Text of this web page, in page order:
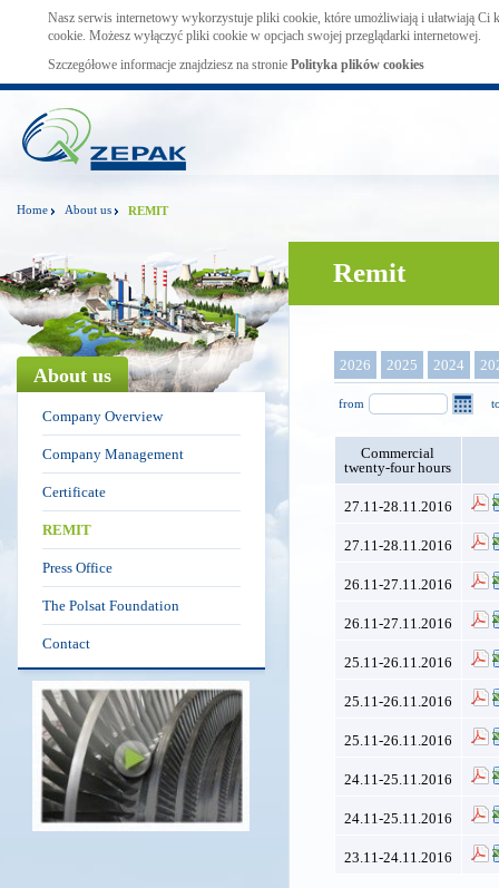
Nasz serwis internetowy wykorzystuje pliki cookie, które umożliwiają i ułatwiają Ci
cookie. Możesz wyłączyć pliki cookie w opcjach swojej przeglądarki internetowej.
Szczegółowe informacje znajdziesz na stronie Polityka plików cookies
Home About us REMIT
About us
Company Overview
Company Management
Certificate
REMIT
Press Office
The Polsat Foundation
Contact
Remit
2026 2025 2024
from
Commercial
twenty-four hours
27.11-28.11.2016
27.11-28.11.2016
26.11-27.11.2016
26.11-27.11.2016
25.11-26.11.2016
25.11-26.11.2016
25.11-26.11.2016
24.11-25.11.2016
24.11-25.11.2016
23.11-24.11.2016